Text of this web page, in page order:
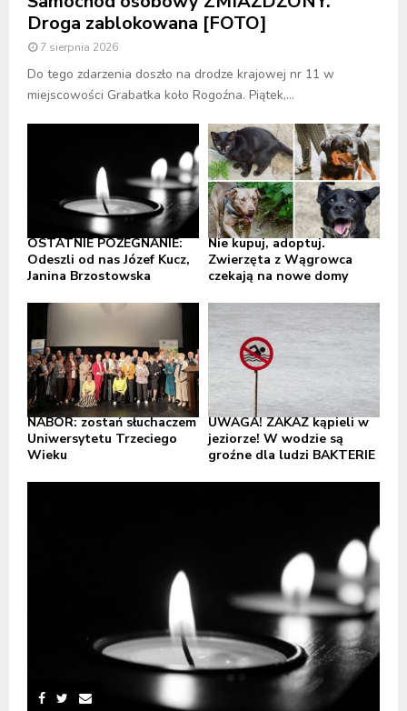
Droga zablokowana [FOTO]
7 sierpnia 2026
Do tego zdarzenia doszło na drodze krajowej nr 11 w
miejscowości Grabatka koło Rogoźna. Piątek,...
OSTATNIE POŻEGNANIE:
Odeszli od nas Józef Kucz,
Janina Brzostowska
Nie kupuj, adoptuj.
Zwierzęta z Wągrowca
czekają na nowe domy
NABÓR: zostań słuchaczem
Uniwersytetu Trzeciego
Wieku
UWAGA! ZAKAZ kąpieli w
jeziorze! W wodzie są
groźne dla ludzi BAKTERIE